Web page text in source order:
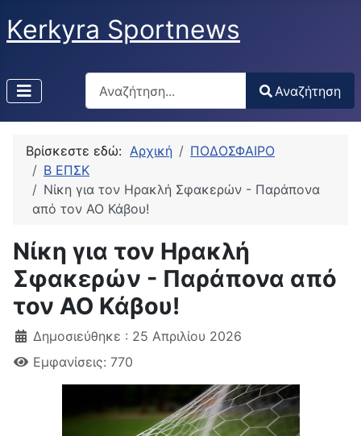
Kerkyra Sportnews
Αναζήτηση
Type 2 or more characters for results.
Αναζήτηση
Βρίσκεστε εδώ: Αρχική
ΠΟΔΟΣΦΑΙΡΟ
Β ΕΠΣΚ
Νίκη για τον Ηρακλή Σφακερών - Παράπονα
από τον ΑΟ Κάβου!
Νίκη για τον Ηρακλή
Σφακερών - Παράπονα από
τον ΑΟ Κάβου!
Δημοσιεύθηκε : 25 Απριλίου 2026
Εμφανίσεις: 770